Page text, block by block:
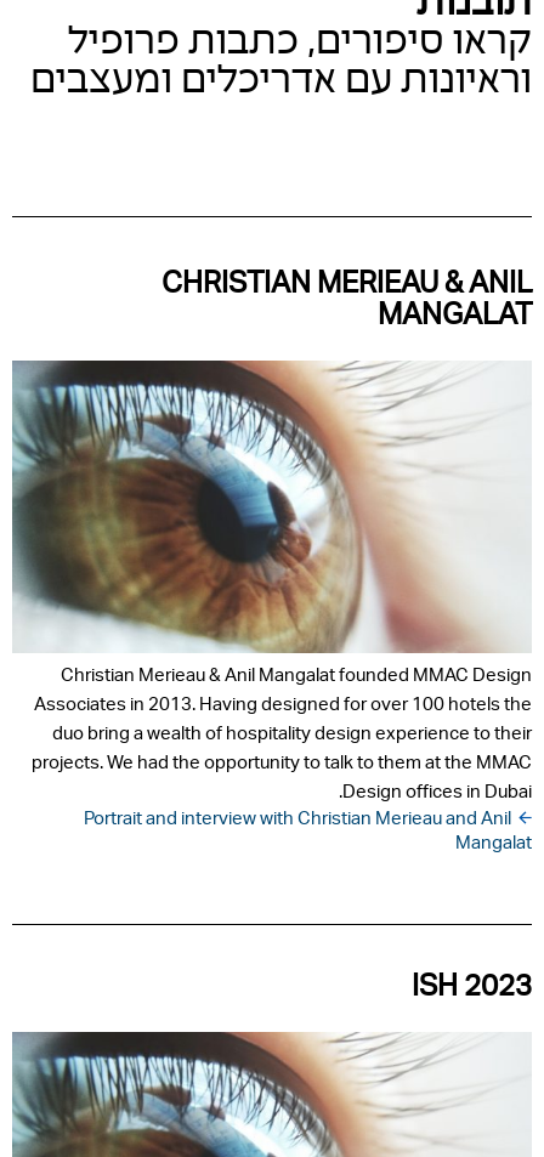
קראו סיפורים, כתבות פרופיל
וראיונות עם אדריכלים ומעצבים
CHRISTIAN MERIEAU & ANIL
MANGALAT
Christian Merieau & Anil Mangalat founded MMAC Design
Associates in 2013. Having designed for over 100 hotels the
duo bring a wealth of hospitality design experience to their
projects. We had the opportunity to talk to them at the MMAC
Design offices in Dubai.
Portrait and interview with Christian Merieau and Anil
Mangalat
ISH 2023